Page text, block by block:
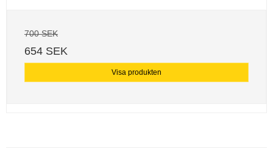
700 SEK
654 SEK
Visa produkten